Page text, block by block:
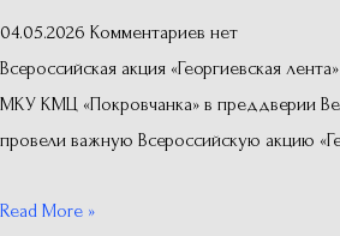
04.05.2026 Комментариев нет
Всероссийская акция «Георгиевская
МКУ КМЦ «Покровчанка» в преддверии
провели важную Всероссийскую акцию
Read More »